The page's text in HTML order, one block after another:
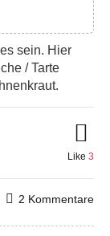
sein. Hier
/ Tarte
Like 3
2 Kommentare